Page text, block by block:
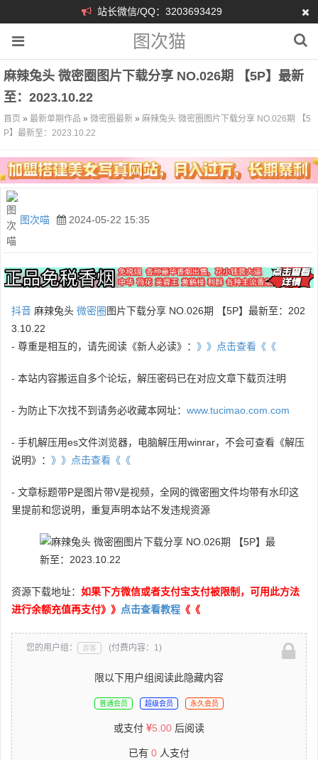
站长微信/QQ：3203693429
图次猫
麻辣兔头 微密圈图片下载分享 NO.026期 【5P】最新
至：2023.10.22
首页 » 最新单期作品 » 微密圈最新 » 麻辣兔头 微密圈图片下载分享 NO.026期 【5
P】最新至：2023.10.22
图次喵 2024-05-22 15:35
抖音 麻辣兔头 微密圈 图片下载分享 NO.026期 【5P】最新至：202
3.10.22
- 尊重是相互的，请先阅读《新人必读》： 》》点击查看《《
- 本站内容搬运自多个论坛，解压密码已在对应文章下载页注明
- 为防止下次找不到请务必收藏本网址： www.tucimao.com.com
- 手机解压用es文件浏览器，电脑解压用winrar，不会可查看《解压
说明》： 》》点击查看《《
- 文章标题带P是图片带V是视频，全网的微密圈文件均带有水印这
里提前和您说明，重复声明本站不发违规资源
资源下载地址： 如果下方微信或者支付宝支付被限制，可用此方法
进行余额充值再支付》》 点击查看教程 《《
您的用户组： 游客 (付费内容：1)
限以下用户组阅读此隐藏内容
普通会员 超级会员 永久会员
或支付 5.00 后阅读
已有 0 人支付